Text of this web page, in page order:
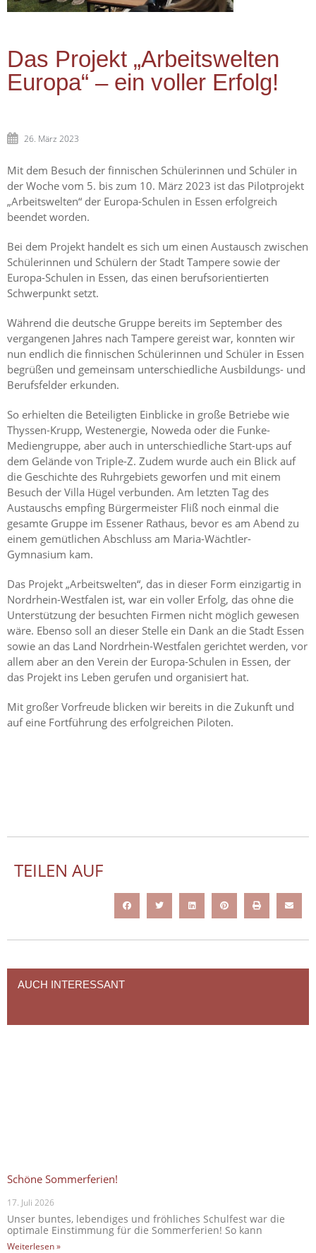
Das Projekt „Arbeitswelten
Europa“ – ein voller Erfolg!
26. März 2023
Mit dem Besuch der finnischen Schülerinnen und Schüler in
der Woche vom 5. bis zum 10. März 2023 ist das Pilotprojekt
„Arbeitswelten“ der Europa-Schulen in Essen erfolgreich
beendet worden.
Bei dem Projekt handelt es sich um einen Austausch zwischen
Schülerinnen und Schülern der Stadt Tampere sowie der
Europa-Schulen in Essen, das einen berufsorientierten
Schwerpunkt setzt.
Während die deutsche Gruppe bereits im September des
vergangenen Jahres nach Tampere gereist war, konnten wir
nun endlich die finnischen Schülerinnen und Schüler in Essen
begrüßen und gemeinsam unterschiedliche Ausbildungs- und
Berufsfelder erkunden.
So erhielten die Beteiligten Einblicke in große Betriebe wie
Thyssen-Krupp, Westenergie, Noweda oder die Funke-
Mediengruppe, aber auch in unterschiedliche Start-ups auf
dem Gelände von Triple-Z. Zudem wurde auch ein Blick auf
die Geschichte des Ruhrgebiets geworfen und mit einem
Besuch der Villa Hügel verbunden. Am letzten Tag des
Austauschs empfing Bürgermeister Fliß noch einmal die
gesamte Gruppe im Essener Rathaus, bevor es am Abend zu
einem gemütlichen Abschluss am Maria-Wächtler-
Gymnasium kam.
Das Projekt „Arbeitswelten“, das in dieser Form einzigartig in
Nordrhein-Westfalen ist, war ein voller Erfolg, das ohne die
Unterstützung der besuchten Firmen nicht möglich gewesen
wäre. Ebenso soll an dieser Stelle ein Dank an die Stadt Essen
sowie an das Land Nordrhein-Westfalen gerichtet werden, vor
allem aber an den Verein der Europa-Schulen in Essen, der
das Projekt ins Leben gerufen und organisiert hat.
Mit großer Vorfreude blicken wir bereits in die Zukunft und
auf eine Fortführung des erfolgreichen Piloten.
TEILEN AUF
AUCH INTERESSANT
Schöne Sommerferien!
17. Juli 2026
Unser buntes, lebendiges und fröhliches Schulfest war die
optimale Einstimmung für die Sommerferien! So kann
Weiterlesen »